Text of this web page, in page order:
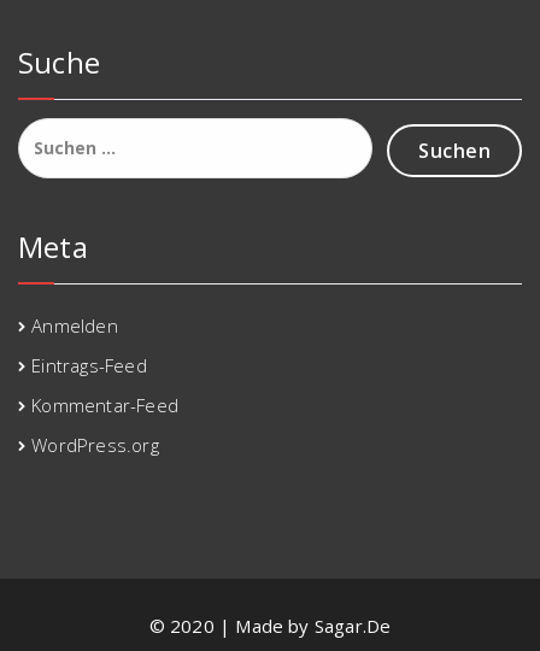
Suche
Suchen
nach:
Meta
Anmelden
Eintrags-Feed
Kommentar-Feed
WordPress.org
© 2020 | Made by Sagar.De